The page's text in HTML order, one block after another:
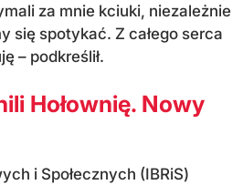
za mnie kciuki, niezależnie
się spotykać. Z całego serca
– podkreślił.
Hołownię. Nowy
i Społecznych (IBRiS)